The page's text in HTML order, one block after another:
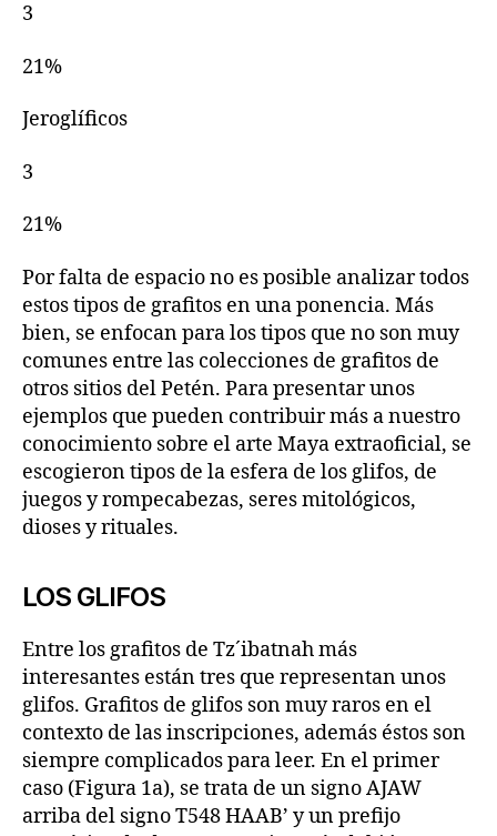
3
21%
Jeroglíficos
3
21%
Por falta de espacio no es posible analizar todos
estos tipos de grafitos en una ponencia. Más
bien, se enfocan para los tipos que no son muy
comunes entre las colecciones de grafitos de
otros sitios del Petén. Para presentar unos
ejemplos que pueden contribuir más a nuestro
conocimiento sobre el arte Maya extraoficial, se
escogieron tipos de la esfera de los glifos, de
juegos y rompecabezas, seres mitológicos,
dioses y rituales.
LOS GLIFOS
Entre los grafitos de Tz´ibatnah más
interesantes están tres que representan unos
glifos. Grafitos de glifos son muy raros en el
contexto de las inscripciones, además éstos son
siempre complicados para leer. En el primer
caso (Figura 1a), se trata de un signo AJAW
arriba del signo T548 HAAB’ y un prefijo